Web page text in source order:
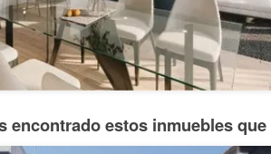
encontrado estos inmuebles